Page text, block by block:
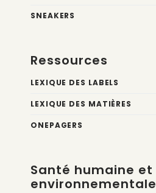
SNEAKERS
Ressources
LEXIQUE DES LABELS
LEXIQUE DES MATIÈRES
ONEPAGERS
Santé humaine et
environnementale